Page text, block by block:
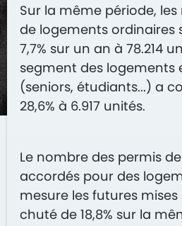
Sur la même période,
de logements ordinaires
7,7% sur un an à 78.214
segment des logements
(seniors, étudiants...) a
28,6% à 6.917 unités.
Le nombre des permis
accordés pour des
mesure les futures
chuté de 18,8% sur la